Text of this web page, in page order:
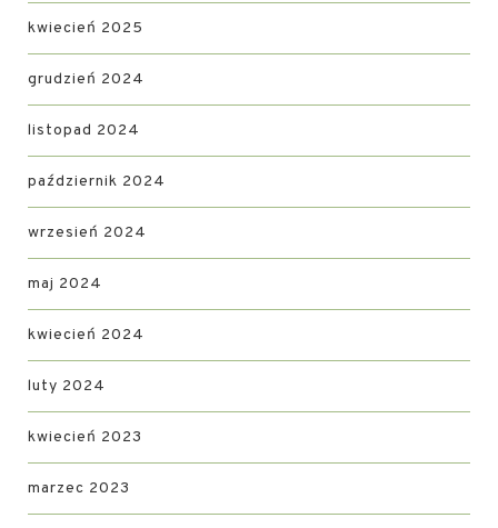
kwiecień 2025
grudzień 2024
listopad 2024
październik 2024
wrzesień 2024
maj 2024
kwiecień 2024
luty 2024
kwiecień 2023
marzec 2023